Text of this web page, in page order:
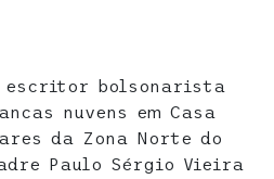
escritor bolsonarista
nuvens em Casa
da Zona Norte do
Paulo Sérgio Vieira